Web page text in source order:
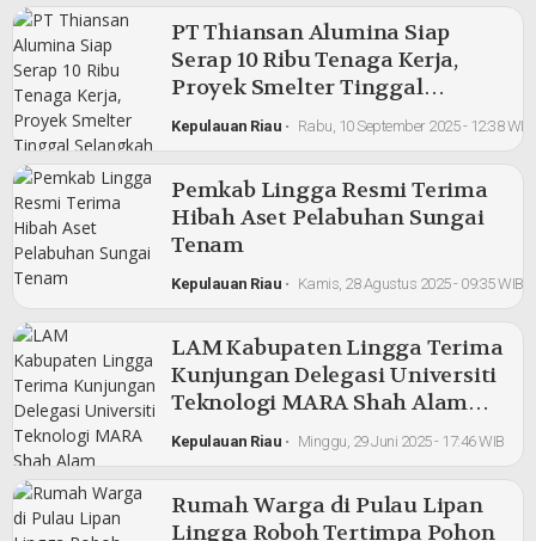
PT Thiansan Alumina Siap
Serap 10 Ribu Tenaga Kerja,
Proyek Smelter Tinggal
Selangkah Lagi Masuk Lingga
Kepulauan Riau • Rabu, 10 September 2025 - 12:38 WIB
Pemkab Lingga Resmi Terima
Hibah Aset Pelabuhan Sungai
Tenam
Kepulauan Riau • Kamis, 28 Agustus 2025 - 09:35 WIB
LAM Kabupaten Lingga Terima
Kunjungan Delegasi Universiti
Teknologi MARA Shah Alam
Malaysia
Kepulauan Riau • Minggu, 29 Juni 2025 - 17:46 WIB
Rumah Warga di Pulau Lipan
Lingga Roboh Tertimpa Pohon